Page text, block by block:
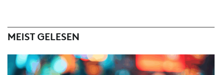
MEIST GELESEN